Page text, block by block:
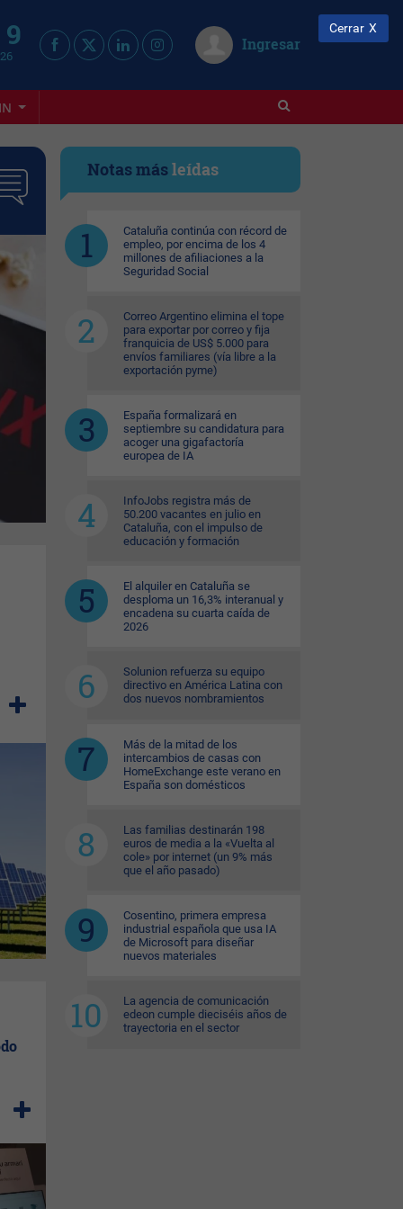
Ingresar
Notas másleídas
Cataluña continúa con récord de
empleo, por encima de los 4
millones de afiliaciones a la
Seguridad Social
Correo Argentino elimina el tope
para exportar por correo y fija
franquicia de US$ 5.000 para
envíos familiares (vía libre a la
exportación pyme)
España formalizará en
septiembre su candidatura para
acoger una gigafactoría
europea de IA
InfoJobs registra más de
50.200 vacantes en julio en
Cataluña, con el impulso de
educación y formación
El alquiler en Cataluña se
desploma un 16,3% interanual y
encadena su cuarta caída de
2026
Solunion refuerza su equipo
directivo en América Latina con
dos nuevos nombramientos
Más de la mitad de los
intercambios de casas con
HomeExchange este verano en
España son domésticos
Las familias destinarán 198
euros de media a la «Vuelta al
cole» por internet (un 9% más
que el año pasado)
Cosentino, primera empresa
industrial española que usa IA
de Microsoft para diseñar
nuevos materiales
La agencia de comunicación
edeon cumple dieciséis años de
trayectoria en el sector
Cerrar